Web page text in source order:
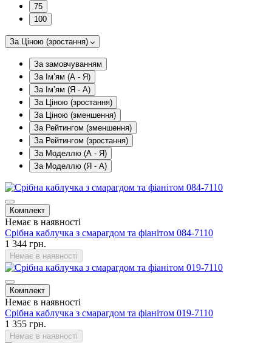
75
100
За Ціною (зростання)
За замовчуванням
За Ім’ям (A - Я)
За Ім’ям (Я - A)
За Ціною (зростання)
За Ціною (зменшення)
За Рейтингом (зменшення)
За Рейтингом (зростання)
За Моделлю (A - Я)
За Моделлю (Я - A)
Комплект
Немає в наявності
Срібна каблучка з смарагдом та фіанітом 084-7110
1 344 грн.
Немає в наявності
Комплект
Немає в наявності
Срібна каблучка з смарагдом та фіанітом 019-7110
1 355 грн.
Немає в наявності